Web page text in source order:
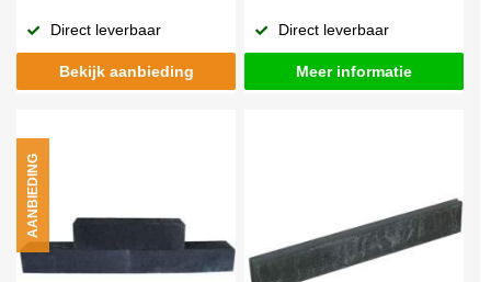
Direct leverbaar
Bekijk aanbieding
Direct leverbaar
Meer informatie
AANBIEDING